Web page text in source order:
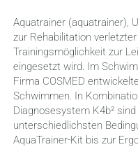
Aquatrainer (aquatrainer),
zur Rehabilitation
Trainingsmöglichkeit zur
eingesetzt wird. Im
Firma COSMED
Schwimmen. In
Diagnosesystem K4b²
unterschiedlichsten
AquaTrainer-Kit bis zur